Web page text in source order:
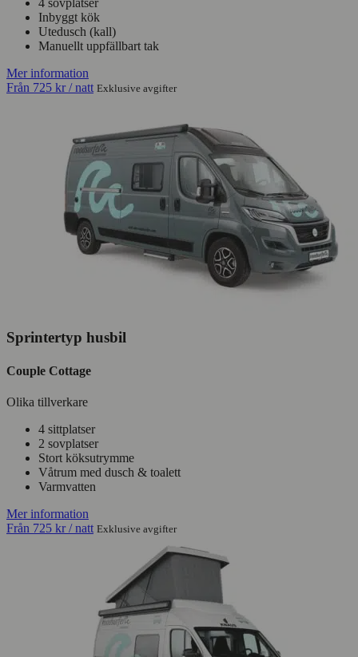
Inbyggt kök
Utedusch (kall)
Manuellt uppfällbart tak
Mer information
Från 725 kr / natt Exklusive avgifter
Sprintertyp husbil
Couple Cottage
Olika tillverkare
4 sittplatser
2 sovplatser
Stort köksutrymme
Våtrum med dusch & toalett
Varmvatten
Mer information
Från 725 kr / natt Exklusive avgifter